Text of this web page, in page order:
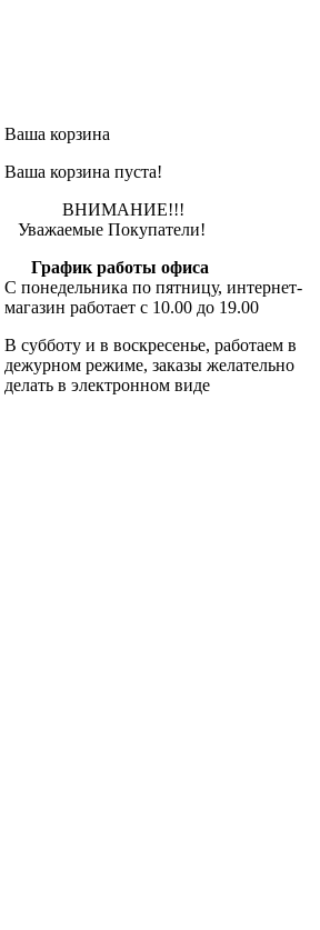
Ваша корзина
Ваша корзина пуста!
ВНИМАНИЕ!!!
Уважаемые Покупатели!
График работы офиса
С понедельника по пятницу, интернет-
магазин работает с 10.00 до 19.00
В субботу и в воскресенье, работаем в
дежурном режиме, заказы желательно
делать в электронном виде